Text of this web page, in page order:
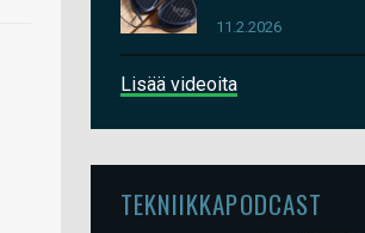
11.2.2026
Lisää videoita
TEKNIIKKAPODCAST